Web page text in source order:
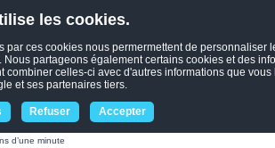
les cookies.
par ces cookies nous permermettent de
Nous partageons également certains cookies et des
combiner celles-ci avec d'autres informations que
et ses partenaires tiers.
Refuser Accepter
d’une minute